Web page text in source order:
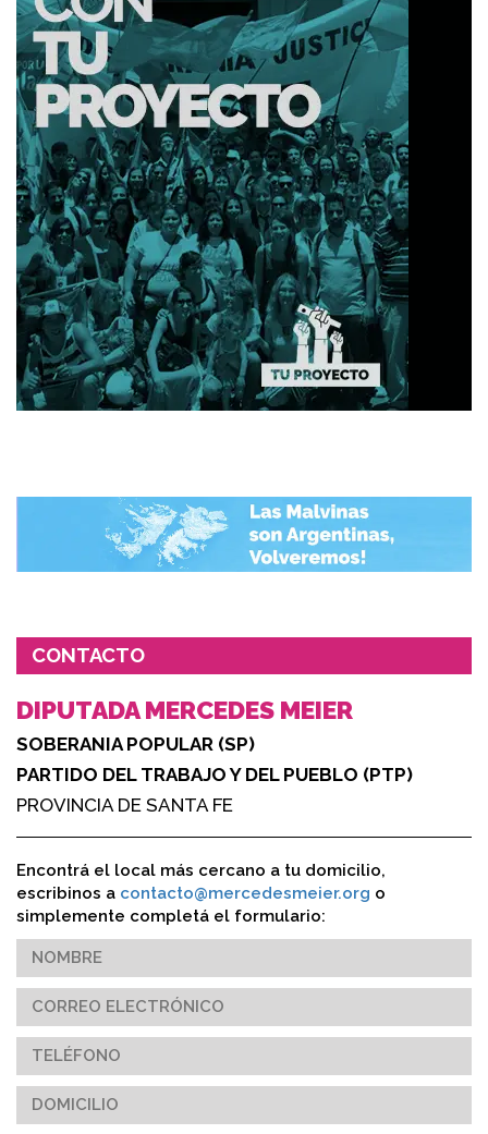
CONTACTO
DIPUTADA MERCEDES MEIER
SOBERANIA POPULAR (SP)
PARTIDO DEL TRABAJO Y DEL PUEBLO (PTP)
PROVINCIA DE SANTA FE
Encontrá el local más cercano a tu domicilio,
escribinos a contacto@mercedesmeier.org o
simplemente completá el formulario: